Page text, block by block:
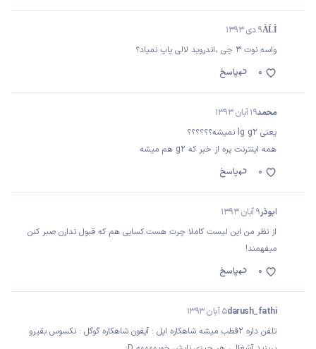
ÀĹÌ9 دی 1393
واسه نوت 3 چی ،اندروید لالی پاپ نمیاد؟
پاسخ
0
محمد19 آبان 1393
یعنی lg g2 نمیشه؟؟؟؟؟؟
همه اینترنت پره از خبر که g2 هم میشه
پاسخ
0
ابوذر9 آبان 1393
از نظر من این لیست کاملا چرت هست.کسایی هم که قبول ندارن صبر کنن
میفهمند!
پاسخ
0
darush_fathi5 آبان 1393
تلفن داره 2قطب میشه شاهکاره اپل : آیفون شاهکاره گوگل : نکسوس بقیرو